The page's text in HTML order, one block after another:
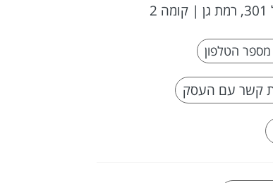
| קומה 2
קשר עם העסק